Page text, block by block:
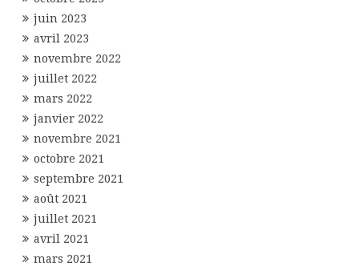
juin 2023
avril 2023
novembre 2022
juillet 2022
mars 2022
janvier 2022
novembre 2021
octobre 2021
septembre 2021
août 2021
juillet 2021
avril 2021
mars 2021